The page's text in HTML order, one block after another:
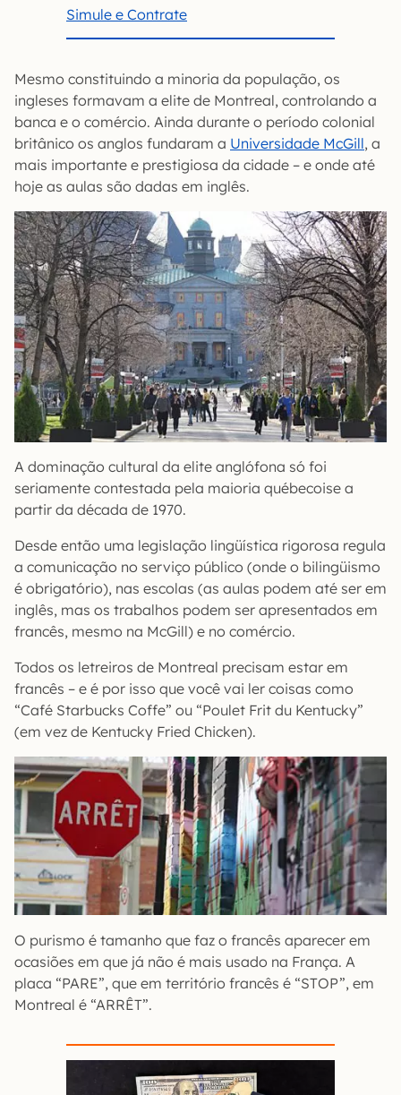
Simule e Contrate
Mesmo constituindo a minoria da população, os
ingleses formavam a elite de Montreal, controlando a
banca e o comércio. Ainda durante o período colonial
britânico os anglos fundaram a Universidade McGill, a
mais importante e prestigiosa da cidade – e onde até
hoje as aulas são dadas em inglês.
A dominação cultural da elite anglófona só foi
seriamente contestada pela maioria québecoise a
partir da década de 1970.
Desde então uma legislação lingüística rigorosa regula
a comunicação no serviço público (onde o bilingüismo
é obrigatório), nas escolas (as aulas podem até ser em
inglês, mas os trabalhos podem ser apresentados em
francês, mesmo na McGill) e no comércio.
Todos os letreiros de Montreal precisam estar em
francês – e é por isso que você vai ler coisas como
“Café Starbucks Coffe” ou “Poulet Frit du Kentucky”
(em vez de Kentucky Fried Chicken).
O purismo é tamanho que faz o francês aparecer em
ocasiões em que já não é mais usado na França. A
placa “PARE”, que em território francês é “STOP”, em
Montreal é “ARRÊT”.